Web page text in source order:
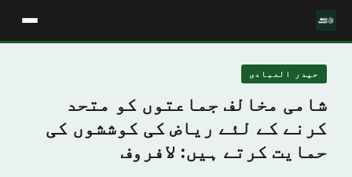
حیدر العبادی
شامی مخالف جماعتوں کو متحد
کرنے کے لئے ریاض کی کوششوں کی
حمایت کرتے ہیں: لافروف